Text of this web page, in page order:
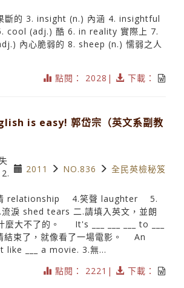
斷的 3. insight (n.) 內涵 4. insightful
cool (adj.) 酷 6. in reality 實際上 7.
內心脆弱的 8. sheep (n.) 懦弱之人
點閱： 2028|
下載：
is easy! 郭岱宗（英文系副教
2011 NO.836 全民英檢秘笈
relationship 4.笑聲 laughter 5.
shed tears 二.請填入英文，並朗
麼大不了的。 It's ___ ___ ___ to ___
結束了，就像看了一場電影。 An
like ___ a movie. 3.無...
點閱： 2221|
下載：